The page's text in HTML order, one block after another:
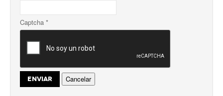
Captcha *
ENVIAR Cancelar